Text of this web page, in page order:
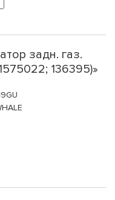
задн. газ.
136395)»